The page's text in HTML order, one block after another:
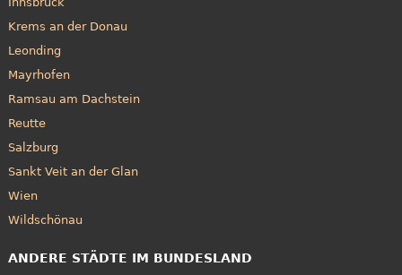
Krems an der Donau
Leonding
Mayrhofen
Ramsau am Dachstein
Reutte
Salzburg
Sankt Veit an der Glan
Wien
Wildschönau
ANDERE STÄDTE IM BUNDESLAND